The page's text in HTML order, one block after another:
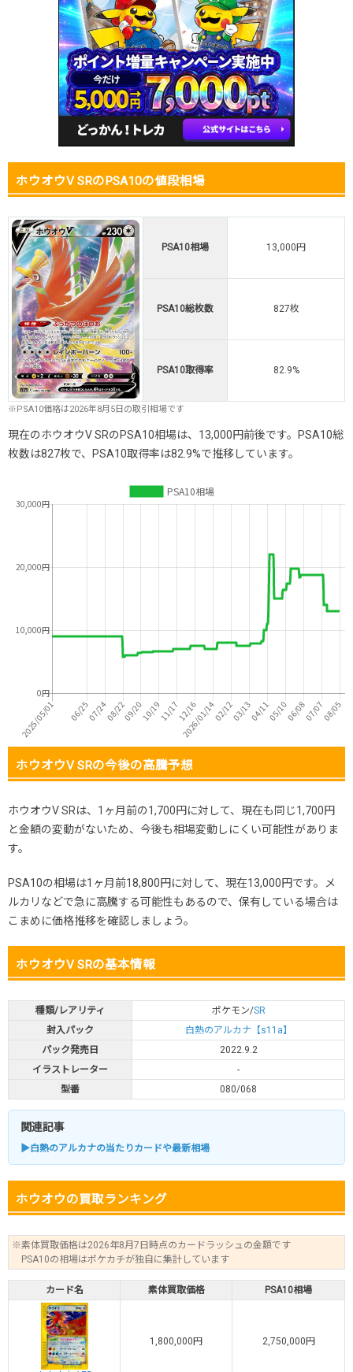
2025.12.25 500円 980円
7,500円
2025.12.15
500円 1,080円
7,500円
2025.12.5
500円 1,080円
7,000円
2025.11.25
500円 1,080円
7,000円
2025.11.15
500円 1,080円
7,000円
2025.11.5
700円 1,180円
6,600円
800円 1,280円
6,600円
-円
ホウオウV SRのPSA10の値段相場
PSA10相場 13,000円
PSA10総枚数 827枚
PSA10取得率 82.9%
※PSA10価格は2026年8月5日の取引相場です
現在のホウオウV SRのPSA10相場は、13,000円前後です。PSA10総
枚数は827枚で、PSA10取得率は82.9%で推移しています。
ホウオウV SRの今後の高騰予想
ホウオウV SRは、1ヶ月前の1,700円に対して、現在も同じ1,700円
と金額の変動がないため、今後も相場変動しにくい可能性がありま
す。
PSA10の相場は1ヶ月前18,800円に対して、現在13,000円です。メ
ルカリなどで急に高騰する可能性もあるので、保有している場合は
こまめに価格推移を確認しましょう。
ホウオウV SRの基本情報
種類/レアリティ ポケモン/SR
封入パック
白熱のアルカナ【s11a】
パック発売日
2022.9.2
イラストレーター
-
型番
080/068
関連記事
▶白熱のアルカナの当たりカードや最新相場
ホウオウの買取ランキング
※素体買取価格は2026年8月7日時点のカードラッシュの金額です
PSA10の相場はポケカチが独自に集計しています
カード名 素体買取価格 PSA10相場
1,800,000円 2,750,000円